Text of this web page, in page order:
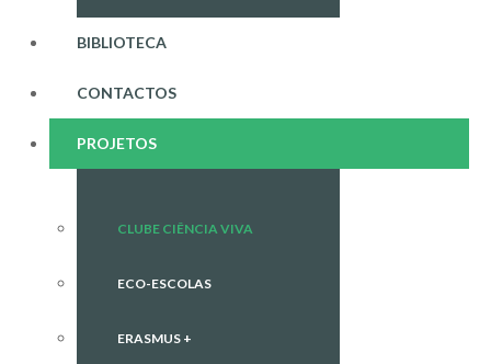
BIBLIOTECA
CONTACTOS
PROJETOS
CLUBE CIÊNCIA VIVA
ECO-ESCOLAS
ERASMUS +